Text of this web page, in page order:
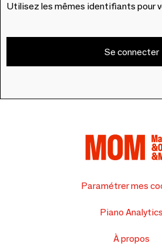
Utilisez les mêmes identifiants pour
Se connecter
Paramétrer mes
Piano Analytics
À propos